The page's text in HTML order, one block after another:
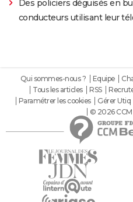
Des policiers déguisés en
conducteurs utilisant leur
Qui sommes-nous ? Equipe
Tous les articles
RSS
Paramétrer les cookies
Gérer Utiq
© 2026